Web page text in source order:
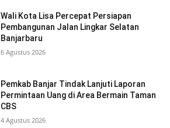
Wali Kota Lisa Percepat Persiapan
Pembangunan Jalan Lingkar Selatan
Banjarbaru
6 Agustus 2026
Pemkab Banjar Tindak Lanjuti Laporan
Permintaan Uang di Area Bermain Taman
CBS
4 Agustus 2026